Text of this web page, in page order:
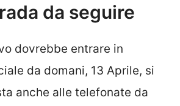
da seguire
dovrebbe entrare in
da domani, 13 Aprile, si
anche alle telefonate da